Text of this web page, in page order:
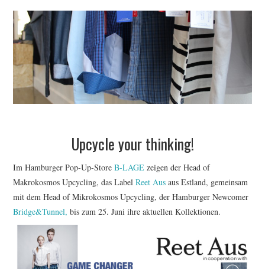
Upcycle your thinking!
Im Hamburger Pop-Up-StoreB-LAGE zeigen der Head of
Makrokosmos Upcycling, das LabelReet Aus aus Estland, gemeinsam
mit dem Head of Mikrokosmos Upcycling, der Hamburger Newcomer
Bridge&Tunnel,bis zum 25. Juni ihre aktuellen Kollektionen.